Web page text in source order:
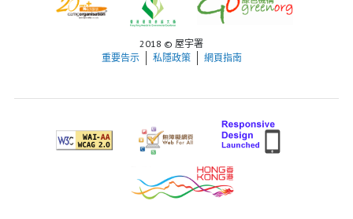
2018 © 屋宇署
重要告示
私隱政策 網頁指南